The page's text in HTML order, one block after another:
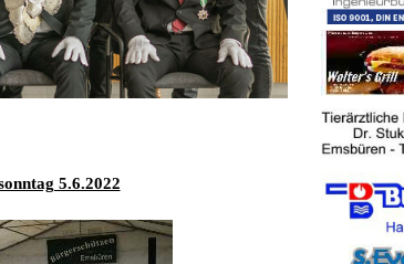
5.6.2022